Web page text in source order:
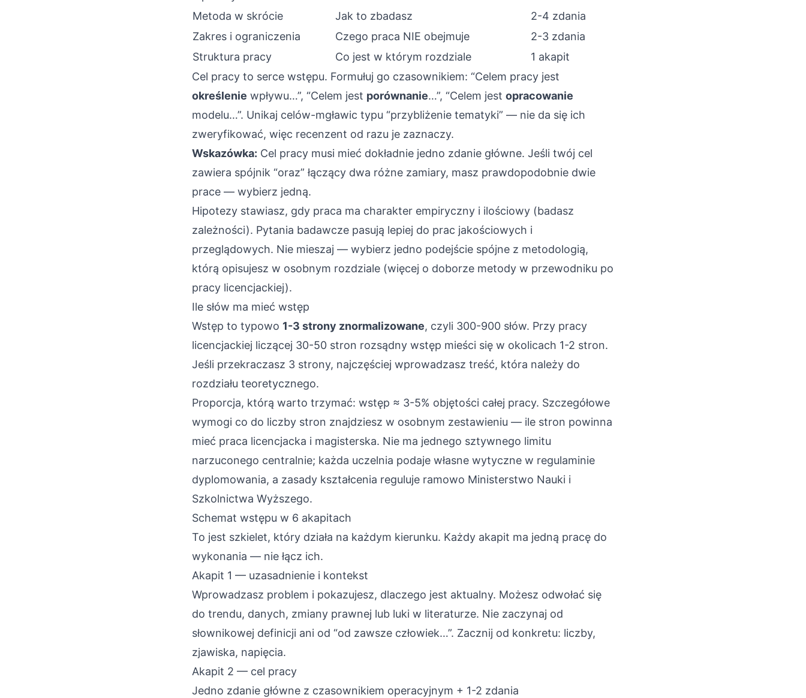
Metoda w skrócie Jak to zbadasz
2-4 zdania
Zakres i ograniczenia
Czego praca NIE obejmuje
2-3 zdania
Struktura pracy
Co jest w którym rozdziale
1 akapit
Cel pracy to serce wstępu. Formułuj go czasownikiem: “Celem pracy jest
określenie wpływu…”, “Celem jest porównanie…”, “Celem jest opracowanie
modelu…”. Unikaj celów-mgławic typu “przybliżenie tematyki” — nie da się ich
zweryfikować, więc recenzent od razu je zaznaczy.
Wskazówka: Cel pracy musi mieć dokładnie jedno zdanie główne. Jeśli twój cel
zawiera spójnik “oraz” łączący dwa różne zamiary, masz prawdopodobnie dwie
prace — wybierz jedną.
Hipotezy stawiasz, gdy praca ma charakter empiryczny i ilościowy (badasz
zależności). Pytania badawcze pasują lepiej do prac jakościowych i
przeglądowych. Nie mieszaj — wybierz jedno podejście spójne z metodologią,
którą opisujesz w osobnym rozdziale (więcej o doborze metody w przewodniku po
pracy licencjackiej).
Ile słów ma mieć wstęp
Wstęp to typowo 1-3 strony znormalizowane, czyli 300-900 słów. Przy pracy
licencjackiej liczącej 30-50 stron rozsądny wstęp mieści się w okolicach 1-2 stron.
Jeśli przekraczasz 3 strony, najczęściej wprowadzasz treść, która należy do
rozdziału teoretycznego.
Proporcja, którą warto trzymać: wstęp ≈ 3-5% objętości całej pracy. Szczegółowe
wymogi co do liczby stron znajdziesz w osobnym zestawieniu — ile stron powinna
mieć praca licencjacka i magisterska. Nie ma jednego sztywnego limitu
narzuconego centralnie; każda uczelnia podaje własne wytyczne w regulaminie
dyplomowania, a zasady kształcenia reguluje ramowo Ministerstwo Nauki i
Szkolnictwa Wyższego.
Schemat wstępu w 6 akapitach
To jest szkielet, który działa na każdym kierunku. Każdy akapit ma jedną pracę do
wykonania — nie łącz ich.
Akapit 1 — uzasadnienie i kontekst
Wprowadzasz problem i pokazujesz, dlaczego jest aktualny. Możesz odwołać się
do trendu, danych, zmiany prawnej lub luki w literaturze. Nie zaczynaj od
słownikowej definicji ani od “od zawsze człowiek…”. Zacznij od konkretu: liczby,
zjawiska, napięcia.
Akapit 2 — cel pracy
Jedno zdanie główne z czasownikiem operacyjnym + 1-2 zdania